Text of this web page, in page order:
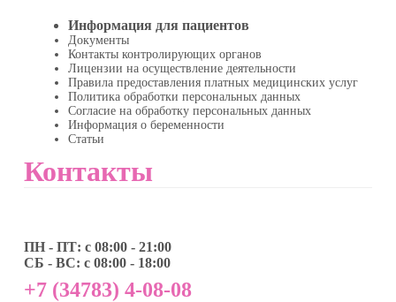
Информация для пациентов
Документы
Контакты контролирующих органов
Лицензии на осуществление деятельности
Правила предоставления платных медицинских услуг
Политика обработки персональных данных
Согласие на обработку персональных данных
Информация о беременности
Статьи
Контакты
ПН - ПТ: с 08:00 - 21:00
СБ - ВС: с 08:00 - 18:00
+7 (34783) 4-08-08